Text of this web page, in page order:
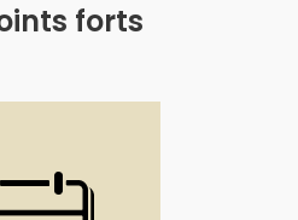
forts